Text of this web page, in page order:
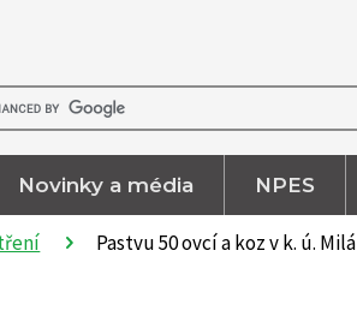
Novinky a média NPES
Pastvu 50 ovcí a koz v k. ú. Milá